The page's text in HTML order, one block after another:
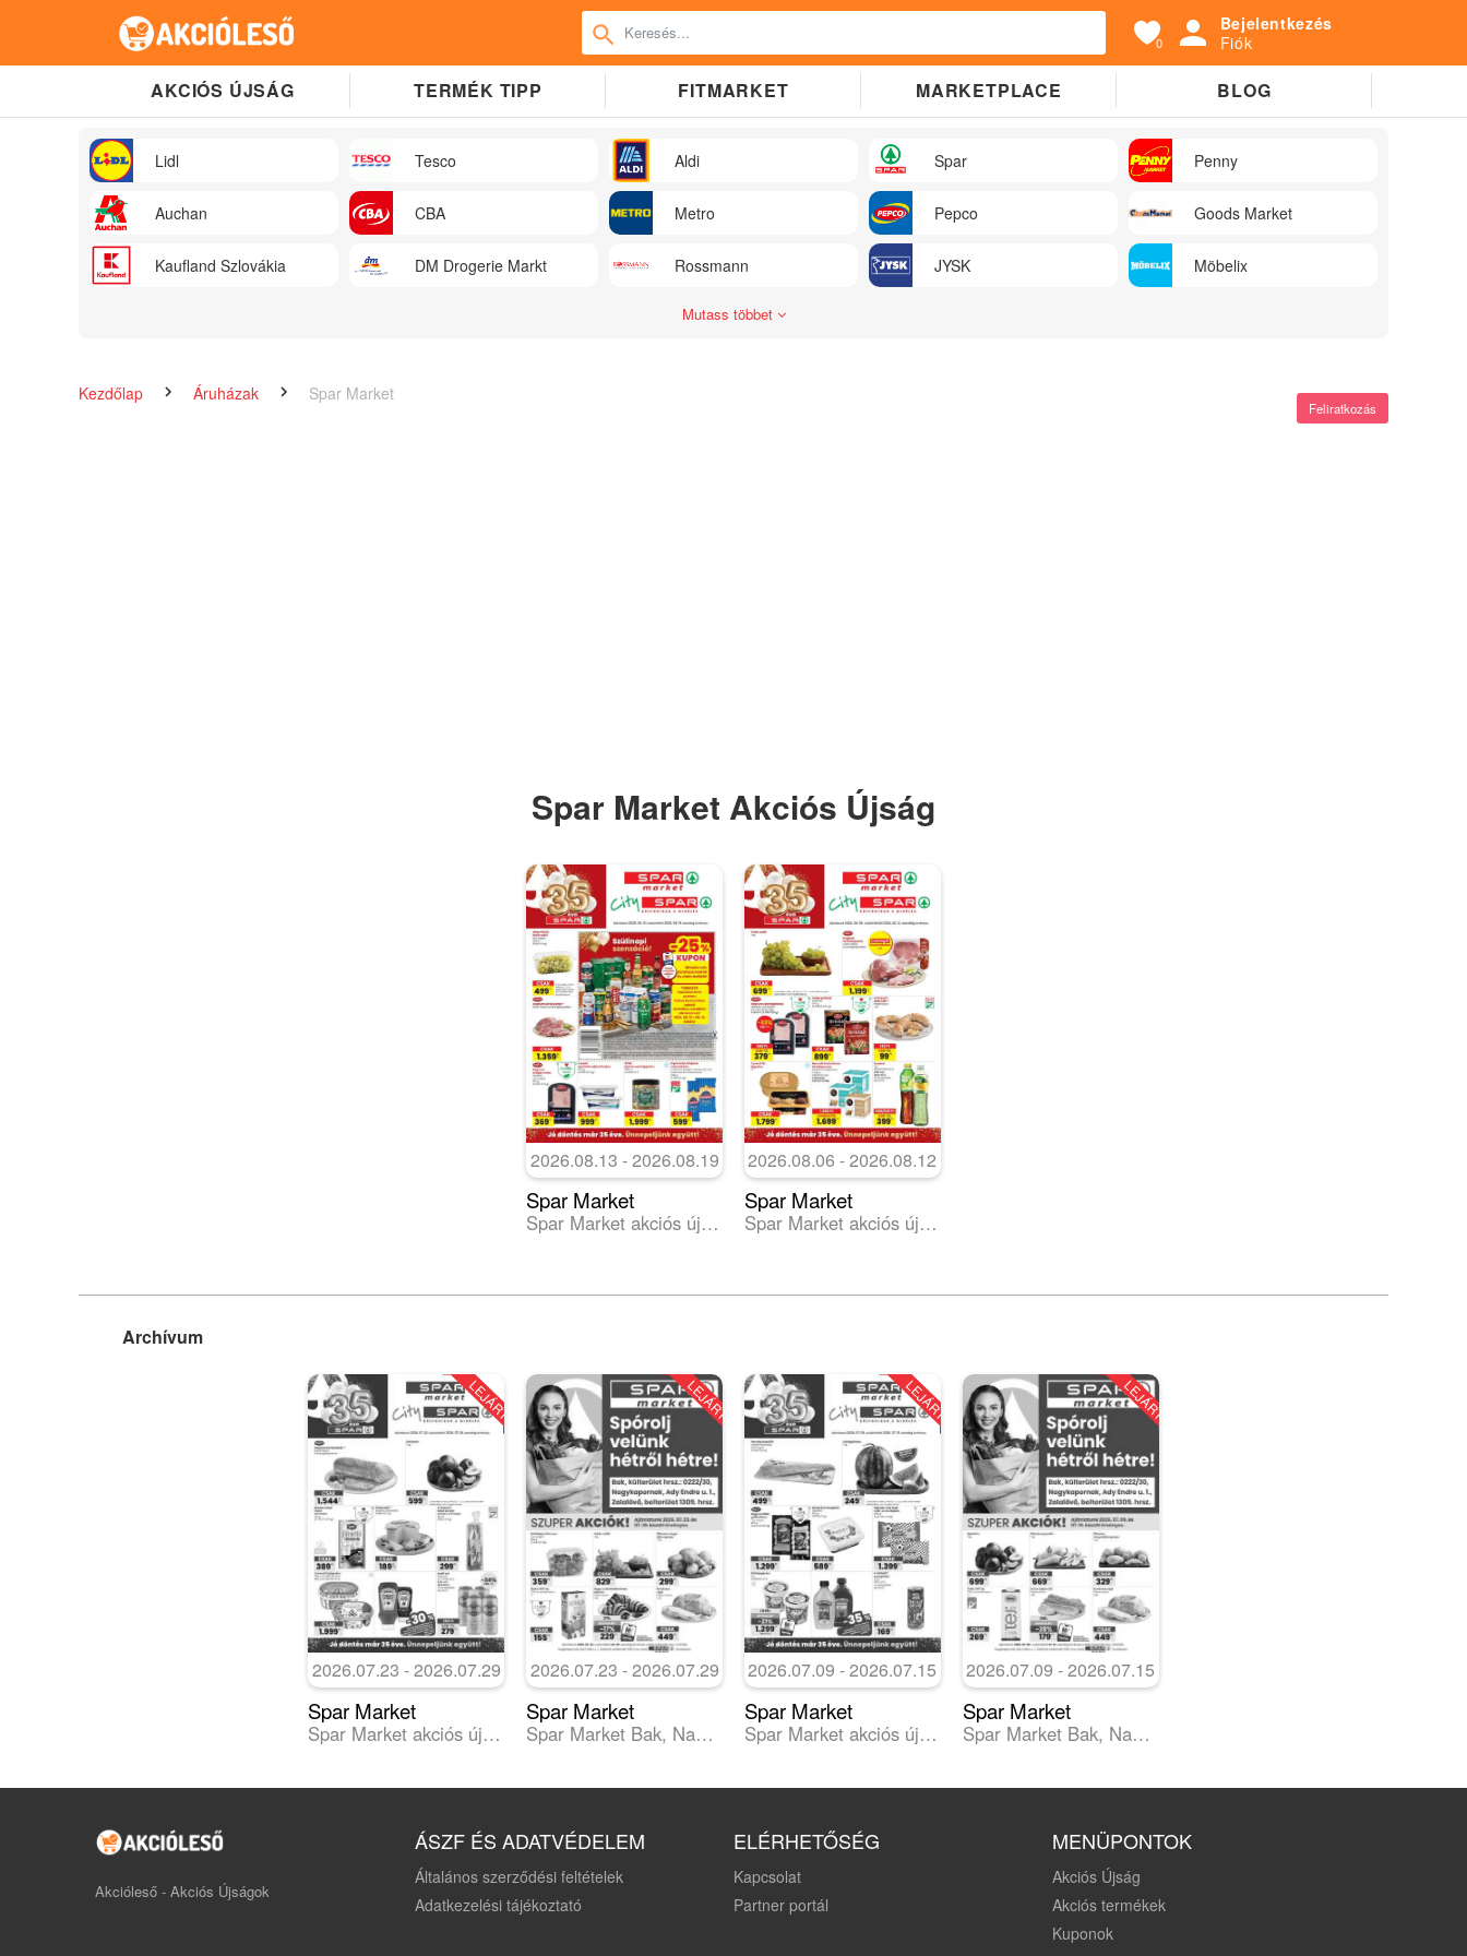
0
Bejelentkezés
Fiók
AKCIÓS ÚJSÁG TERMÉK TIPP FITMARKET MARKETPLACE BLOG
Lidl Tesco Aldi Spar Penny
Auchan CBA Metro Pepco Goods Market
Kaufland Szlovákia DM Drogerie Markt Rossmann JYSK Möbelix
Mutass többet
Kezdőlap Áruházak Spar Market
Feliratkozás
Spar Market Akciós Újság
2026.08.13 - 2026.08.19
Spar Market
Spar Market akciós újság
2026.08.06 - 2026.08.12
Spar Market
Spar Market akciós újság
Archívum
LEJÁRT
2026.07.23 - 2026.07.29
Spar Market
Spar Market akciós újság
LEJÁRT
2026.07.23 - 2026.07.29
Spar Market
Spar Market Bak, Nagykapornak, Zalalövő szórólap
LEJÁRT
2026.07.09 - 2026.07.15
Spar Market
Spar Market akciós újság
LEJÁRT
2026.07.09 - 2026.07.15
Spar Market
Spar Market Bak, Nagykapornak, Zalalövő szórólap
Akcióleső - Akciós Újságok
ÁSZF ÉS ADATVÉDELEM
Általános szerződési feltételek
Adatkezelési tájékoztató
ELÉRHETŐSÉG
Kapcsolat
Partner portál
MENÜPONTOK
Akciós Újság
Akciós termékek
Kuponok